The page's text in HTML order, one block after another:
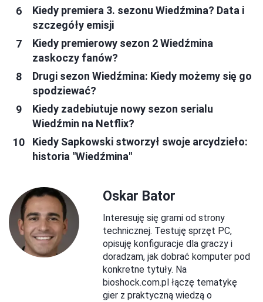
Kiedy premiera 3. sezonu Wiedźmina? Data i
szczegóły emisji
Kiedy premierowy sezon 2 Wiedźmina
zaskoczy fanów?
Drugi sezon Wiedźmina: Kiedy możemy się go
spodziewać?
Kiedy zadebiutuje nowy sezon serialu
Wiedźmin na Netflix?
Kiedy Sapkowski stworzył swoje arcydzieło:
historia "Wiedźmina"
Oskar Bator
Interesuję się grami od strony
technicznej. Testuję sprzęt PC,
opisuję konfiguracje dla graczy i
doradzam, jak dobrać komputer pod
konkretne tytuły. Na
bioshock.com.pl łączę tematykę
gier z praktyczną wiedzą o